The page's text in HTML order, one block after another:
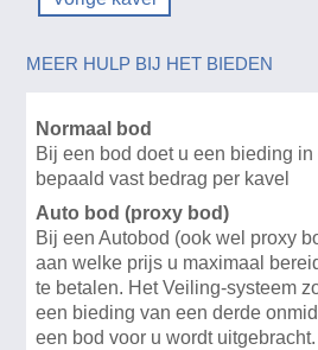
MEER HULP BIJ HET BIEDEN
Normaal bod
Bij een bod doet u een bieding
bepaald vast bedrag per kavel
Auto bod (proxy bod)
Bij een Autobod (ook wel proxy
aan welke prijs u maximaal
te betalen. Het Veiling-systeem
een bieding van een derde
een bod voor u wordt